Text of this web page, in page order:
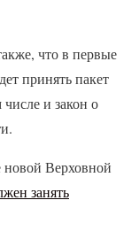
что в первые
принять пакет
и закон о
новой Верховной
занять